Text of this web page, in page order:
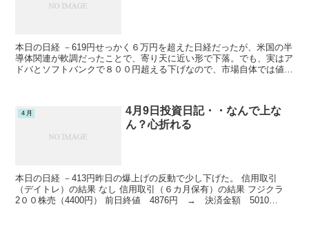
本日の日経 －619円せっかく６万円を超えた日経だったが、米国の半
導体関連が軟調だったことで、寄り天に近い形で下落。でも、実はア
ドバとソフトバンクで８００円超える下げなので、市場自体では値上
４月
4月9日投資日記・・なんで上な
ん？心折れる
本日の日経 －413円昨日の爆上げの反動で少し下げた。 信用取引
（デイトレ）の結果 なし 信用取引（６カ月保有）の結果 フジクラ
2００株売（4400円） 前日終値 4876円 → 決済金額 5010